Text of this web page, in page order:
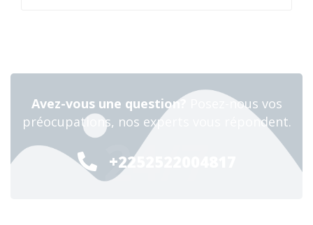
Avez-vous une question?
Posez-nous vos
préocupations, nos experts vous répondent.
+2252522004817
24/7